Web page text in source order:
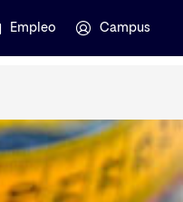
Empleo Campus